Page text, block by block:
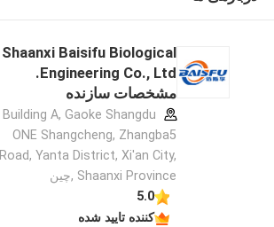
Shaanxi Baisifu Biological
Engineering Co., Ltd.
مشخصات سازنده
Building A, Gaoke Shangdu
ONE Shangcheng, Zhangba5
Road, Yanta District, Xi'an City,
Shaanxi Province ,چین
5.0
کننده تایید شده